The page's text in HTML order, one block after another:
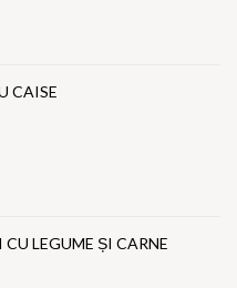
CAISE
LEGUME ȘI CARNE